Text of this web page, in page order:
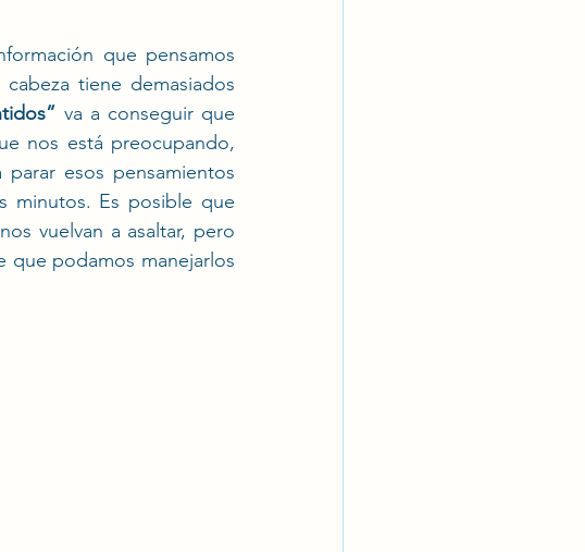
que pensamos
tiene demasiados
va a conseguir que
nos está preocupando,
esos pensamientos
minutos. Es posible que
vuelvan a asaltar, pero
que podamos manejarlos